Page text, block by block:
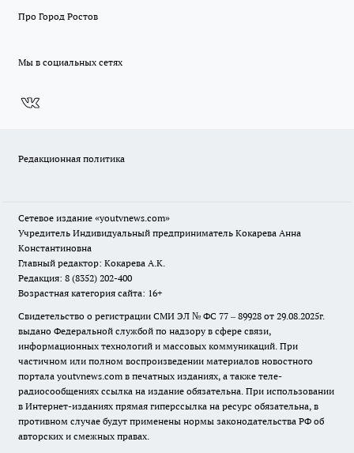
Про Город Ростов
Мы в социальных сетях
Редакционная политика
Сетевое издание «youtvnews.com»
Учредитель Индивидуальный предприниматель Кокарева Анна
Константиновна
Главный редактор: Кокарева А.К.
Редакция: 8 (8352) 202-400
Возрастная категория сайта: 16+
Свидетельство о регистрации СМИ ЭЛ № ФС 77 – 89928 от 29.08.2025г.
выдано Федеральной службой по надзору в сфере связи,
информационных технологий и массовых коммуникаций. При
частичном или полном воспроизведении материалов новостного
портала youtvnews.com в печатных изданиях, а также теле-
радиосообщениях ссылка на издание обязательна. При использовании
в Интернет-изданиях прямая гиперссылка на ресурс обязательна, в
противном случае будут применены нормы законодательства РФ об
авторских и смежных правах.